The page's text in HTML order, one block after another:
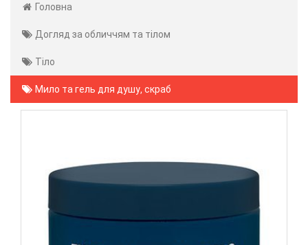
Головна
Догляд за обличчям та тілом
Тіло
Мило та гель для душу, скраб